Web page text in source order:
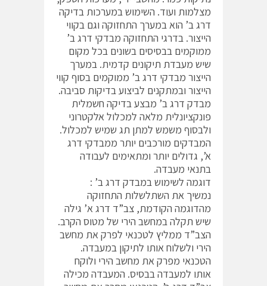
מצלמות ועוד. השימוש במערכות בדיקה
דרג ב’ הוא במערך התחזוקה וגם בקווי
הייצור. בדרגי התחזוקה מבדקי דרג ב’
ממוקמים בבסיסים בשונים בכל מקום
שיש מעבדת תיקונים קדמית. במערך
הייצור מבדקי דרג ב’ ממוקמים בסוף קווי
הייצור ובמתקנים לביצוע בדיקות סביבה.
מבדק דרג ב’ מבצע בדיקה חשמלית
פונקציונלית מלאה למכלול אלקטרוני
ולבסוף משמש למתן תג שמיש למכלול.
המבדקים מורכבים יותר ממבדקי דרג
א’, גדולים יותר ומתאימים לעבודה
בתנאי מעבדה.
דוגמה לשימוש במבדק דרג ב’ :
נמשיך את השתלשלות התחזוקה
מהדוגמה הקודמת, צב”ד דרג א’ גילה
שיש תקלה במחשב הירי של מטוס הקרב.
הצב”ד ממליץ לטכנאי לפרק את מחשב
הירי ולשלוח אותו לתיקון במעבדה.
הטכנאי מפרק את מחשב הירי ולוקח
אותו למעבדה בבסיס. המעבדה מכילה